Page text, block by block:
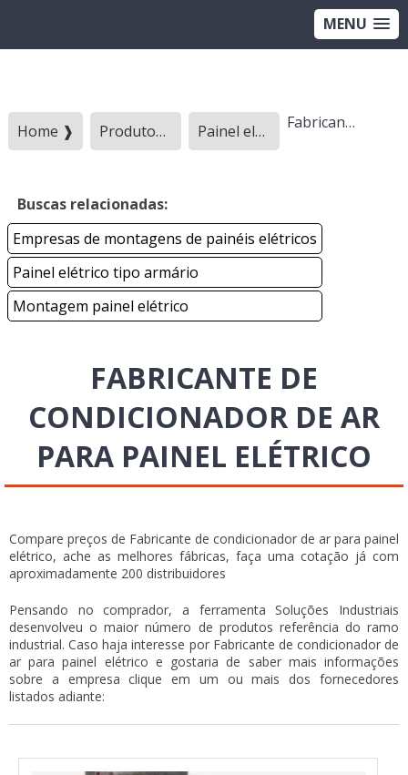
MENU
Home ❱ Produtos ❱ Painel eletrico - Categoria ❱ Fabricante de condicionador de ar para painel elétrico
Buscas relacionadas:
Empresas de montagens de painéis elétricos
Painel elétrico tipo armário
Montagem painel elétrico
FABRICANTE DE
CONDICIONADOR DE AR
PARA PAINEL ELÉTRICO
Compare preços de Fabricante de condicionador de ar para painel
elétrico, ache as melhores fábricas, faça uma cotação já com
aproximadamente 200 distribuidores
Pensando no comprador, a ferramenta Soluções Industriais
desenvolveu o maior número de produtos referência do ramo
industrial. Caso haja interesse por Fabricante de condicionador de
ar para painel elétrico e gostaria de saber mais informações
sobre a empresa clique em um ou mais dos fornecedores
listados adiante: